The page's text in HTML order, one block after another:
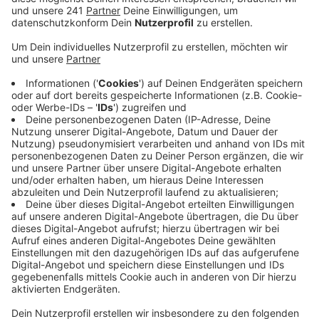
etwa einem Fußballfeld sollen bis zu 40 Obstbäume
Veröffentlicht:Donnerstag, 04.12.2025 06:50
Anzeige
Wer zum Beispiel selbst bei der Challenge mitmachen
möchte, kann sich bei der Stadt melden und einen
Platz aussuchen. Aus einer Liste kann dann ein
Obstbaum ausgesucht werden – die Kosten dafür
müssen die Pflanzer aber selber tragen. Dafür wird der
Name dann mit einer Plakette am Baum vermerkt und
eine Urkunde gibt’s auch. Und wer lieber einen Baum in
der eigenen Straße in Euskirchen pflanzen möchte, der
kann sich auch bei der Stadt melden und nachfragen,
ob der Ort passt.